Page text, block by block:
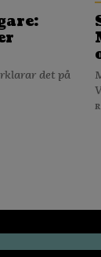
det på